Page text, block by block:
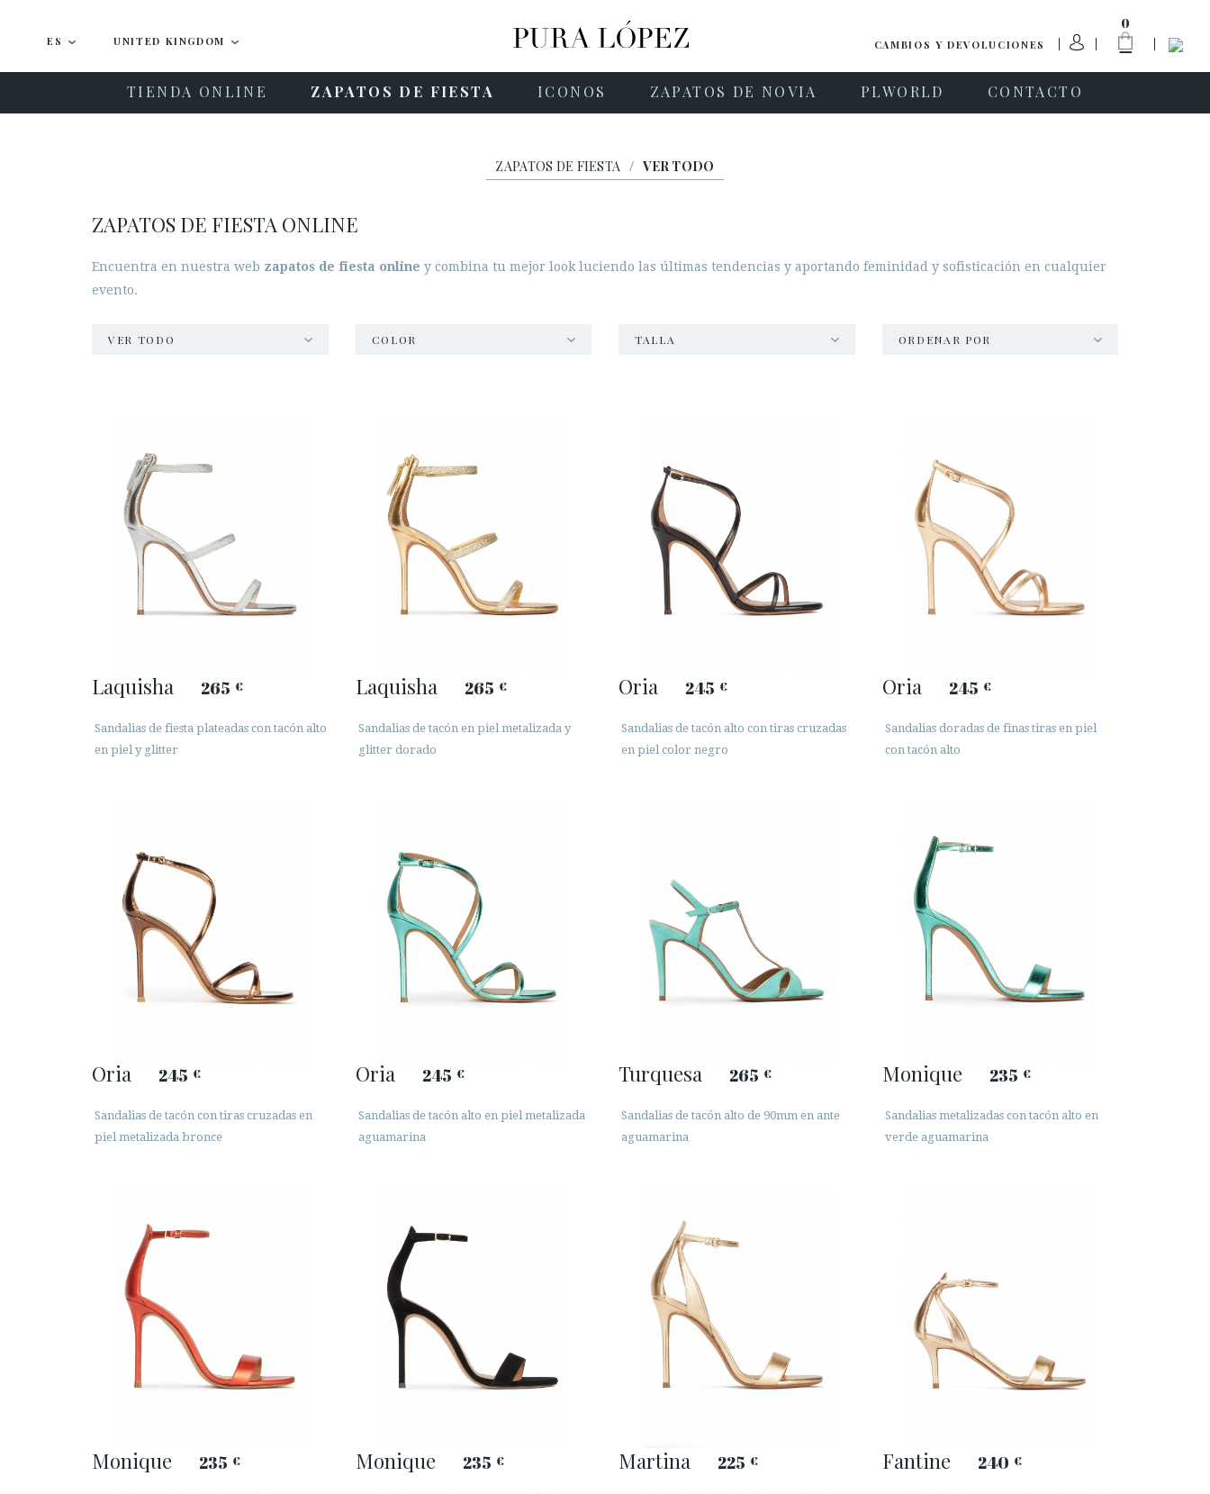
ES UNITED KINGDOM CAMBIOS Y DEVOLUCIONES
0
TIENDA ONLINE ZAPATOS DE FIESTA ICONOS ZAPATOS DE NOVIA PLWORLD CONTACTO
ZAPATOS DE FIESTA / VER TODO
ZAPATOS DE FIESTA ONLINE
Encuentra en nuestra web zapatos de fiesta online y combina tu mejor look luciendo las últimas tendencias y aportando feminidad y sofisticación en cualquier
evento.
VER TODO COLOR TALLA ORDENAR POR
Laquisha 265 €
Sandalias de fiesta plateadas con tacón alto
en piel y glitter
Laquisha 265 €
Sandalias de tacón en piel metalizada y
glitter dorado
Oria 245 €
Sandalias de tacón alto con tiras cruzadas
en piel color negro
Oria 245 €
Sandalias doradas de finas tiras en piel
con tacón alto
Oria 245 €
Sandalias de tacón con tiras cruzadas en
piel metalizada bronce
Oria 245 €
Sandalias de tacón alto en piel metalizada
aguamarina
Turquesa 265 €
Sandalias de tacón alto de 90mm en ante
aguamarina
Monique 235 €
Sandalias metalizadas con tacón alto en
verde aguamarina
Monique 235 € Monique 235 € Martina 225 € Fantine 240 €